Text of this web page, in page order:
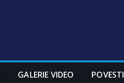
GALERIE VIDEO POVESTI